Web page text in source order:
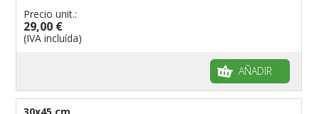
Precio unit.:
29,00 €
(IVA incluída)
AÑADIR